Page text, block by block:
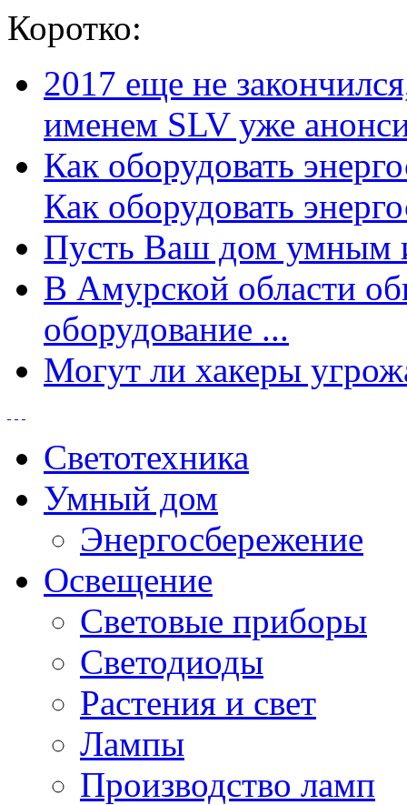
Коротко:
2017 еще не
именем SLV уже
Как оборудовать
Как оборудовать
Пусть Ваш дом умным
В Амурской области
оборудование ...
Могут ли хакеры
Светотехника
Умный дом
Энергосбережение
Освещение
Световые приборы
Светодиоды
Растения и свет
Лампы
Производство ламп